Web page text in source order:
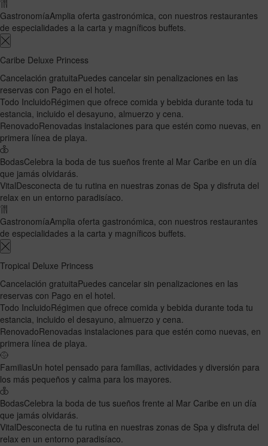
GastronomíaAmplia oferta gastronómica, con nuestros restaurantes
de especialidades a la carta y magníficos buffets.
Caribe Deluxe Princess
Cancelación gratuitaPuedes cancelar sin penalizaciones en las
reservas con Pago en el hotel.
Todo IncluidoRégimen que ofrece comida y bebida durante toda tu
estancia, incluido el desayuno, almuerzo y cena.
RenovadoRenovadas instalaciones para que estén como nuevas, en
primera línea de playa.
BodasCelebra la boda de tus sueños frente al Mar Caribe en un día
que jamás olvidarás.
VitalDesconecta de tu rutina en nuestras zonas de Spa y disfruta del
relax en un entorno paradisíaco.
GastronomíaAmplia oferta gastronómica, con nuestros restaurantes
de especialidades a la carta y magníficos buffets.
Tropical Deluxe Princess
Cancelación gratuitaPuedes cancelar sin penalizaciones en las
reservas con Pago en el hotel.
Todo IncluidoRégimen que ofrece comida y bebida durante toda tu
estancia, incluido el desayuno, almuerzo y cena.
RenovadoRenovadas instalaciones para que estén como nuevas, en
primera línea de playa.
FamiliasUn hotel pensado para familias, actividades y diversión para
los más pequeños y calma para los mayores.
BodasCelebra la boda de tus sueños frente al Mar Caribe en un día
que jamás olvidarás.
VitalDesconecta de tu rutina en nuestras zonas de Spa y disfruta del
relax en un entorno paradisíaco.